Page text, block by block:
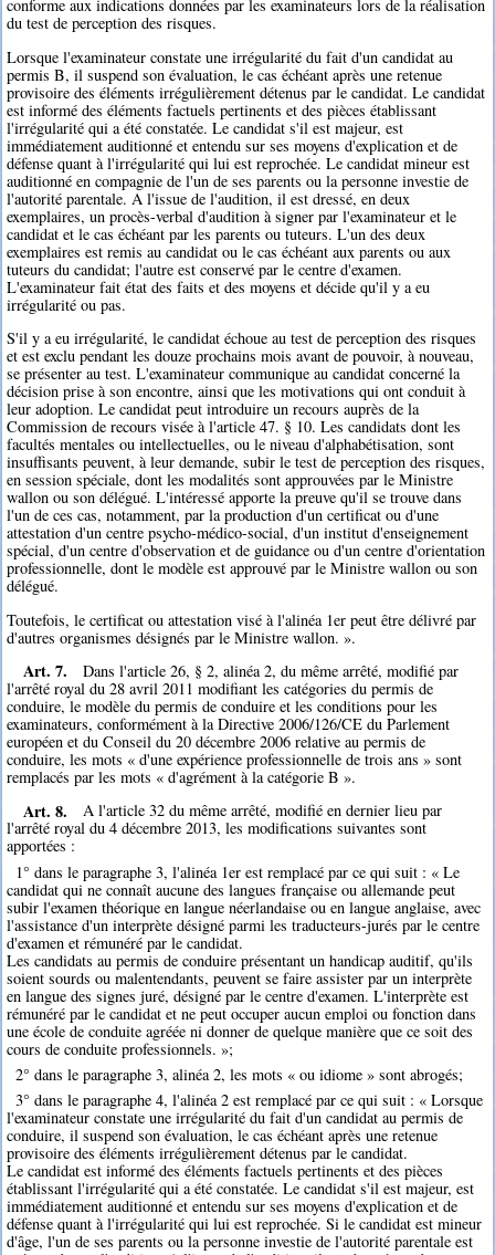
conforme aux indications données par les examinateurs lors de la réalisation
du test de perception des risques.
Lorsque l'examinateur constate une irrégularité du fait d'un candidat au
permis B, il suspend son évaluation, le cas échéant après une retenue
provisoire des éléments irrégulièrement détenus par le candidat. Le candidat
est informé des éléments factuels pertinents et des pièces établissant
l'irrégularité qui a été constatée. Le candidat s'il est majeur, est
immédiatement auditionné et entendu sur ses moyens d'explication et de
défense quant à l'irrégularité qui lui est reprochée. Le candidat mineur est
auditionné en compagnie de l'un de ses parents ou la personne investie de
l'autorité parentale. A l'issue de l'audition, il est dressé, en deux
exemplaires, un procès-verbal d'audition à signer par l'examinateur et le
candidat et le cas échéant par les parents ou tuteurs. L'un des deux
exemplaires est remis au candidat ou le cas échéant aux parents ou aux
tuteurs du candidat; l'autre est conservé par le centre d'examen.
L'examinateur fait état des faits et des moyens et décide qu'il y a eu
irrégularité ou pas.
S'il y a eu irrégularité, le candidat échoue au test de perception des risques
et est exclu pendant les douze prochains mois avant de pouvoir, à nouveau,
se présenter au test. L'examinateur communique au candidat concerné la
décision prise à son encontre, ainsi que les motivations qui ont conduit à
leur adoption. Le candidat peut introduire un recours auprès de la
Commission de recours visée à l'article 47. § 10. Les candidats dont les
facultés mentales ou intellectuelles, ou le niveau d'alphabétisation, sont
insuffisants peuvent, à leur demande, subir le test de perception des risques,
en session spéciale, dont les modalités sont approuvées par le Ministre
wallon ou son délégué. L'intéressé apporte la preuve qu'il se trouve dans
l'un de ces cas, notamment, par la production d'un certificat ou d'une
attestation d'un centre psycho-médico-social, d'un institut d'enseignement
spécial, d'un centre d'observation et de guidance ou d'un centre d'orientation
professionnelle, dont le modèle est approuvé par le Ministre wallon ou son
délégué.
Toutefois, le certificat ou attestation visé à l'alinéa 1er peut être délivré par
d'autres organismes désignés par le Ministre wallon. ».
Art. 7.
Dans l'article 26, § 2, alinéa 2, du même arrêté, modifié par
l'arrêté royal du 28 avril 2011 modifiant les catégories du permis de
conduire, le modèle du permis de conduire et les conditions pour les
examinateurs, conformément à la Directive 2006/126/CE du Parlement
européen et du Conseil du 20 décembre 2006 relative au permis de
conduire, les mots « d'une expérience professionnelle de trois ans » sont
remplacés par les mots « d'agrément à la catégorie B ».
Art. 8.
A l'article 32 du même arrêté, modifié en dernier lieu par
l'arrêté royal du 4 décembre 2013, les modifications suivantes sont
apportées :
1° dans le paragraphe 3, l'alinéa 1er est remplacé par ce qui suit : « Le
candidat qui ne connaît aucune des langues française ou allemande peut
subir l'examen théorique en langue néerlandaise ou en langue anglaise, avec
l'assistance d'un interprète désigné parmi les traducteurs-jurés par le centre
d'examen et rémunéré par le candidat.
Les candidats au permis de conduire présentant un handicap auditif, qu'ils
soient sourds ou malentendants, peuvent se faire assister par un interprète
en langue des signes juré, désigné par le centre d'examen. L'interprète est
rémunéré par le candidat et ne peut occuper aucun emploi ou fonction dans
une école de conduite agréée ni donner de quelque manière que ce soit des
cours de conduite professionnels. »;
2° dans le paragraphe 3, alinéa 2, les mots « ou idiome » sont abrogés;
3° dans le paragraphe 4, l'alinéa 2 est remplacé par ce qui suit : « Lorsque
l'examinateur constate une irrégularité du fait d'un candidat au permis de
conduire, il suspend son évaluation, le cas échéant après une retenue
provisoire des éléments irrégulièrement détenus par le candidat.
Le candidat est informé des éléments factuels pertinents et des pièces
établissant l'irrégularité qui a été constatée. Le candidat s'il est majeur, est
immédiatement auditionné et entendu sur ses moyens d'explication et de
défense quant à l'irrégularité qui lui est reprochée. Si le candidat est mineur
d'âge, l'un de ses parents ou la personne investie de l'autorité parentale est